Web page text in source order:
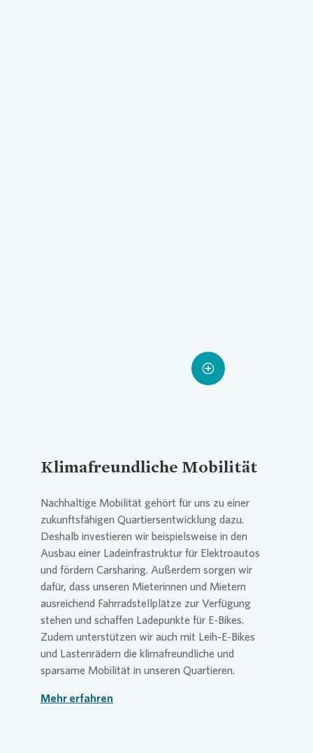
Loading...
Klimafreundliche Mobilität
Nachhaltige Mobilität gehört für uns zu einer
zukunftsfähigen Quartiersentwicklung dazu.
Deshalb investieren wir beispielsweise in den
Ausbau einer Ladeinfrastruktur für Elektroautos
und fördern Carsharing. Außerdem sorgen wir
dafür, dass unseren Mieterinnen und Mietern
ausreichend Fahrradstellplätze zur Verfügung
stehen und schaffen Ladepunkte für E-Bikes.
Zudem unterstützen wir auch mit Leih-E-Bikes
und Lastenrädern die klimafreundliche und
sparsame Mobilität in unseren Quartieren.
Mehr erfahren